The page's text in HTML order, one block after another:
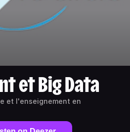
et Big Data
et l'enseignement en